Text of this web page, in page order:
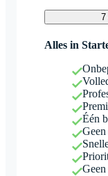
7
Alles in
Één